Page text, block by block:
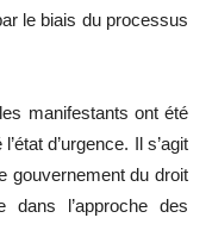
le biais du processus
manifestants ont été
d’urgence. Il s’agit
gouvernement du droit
dans l’approche des